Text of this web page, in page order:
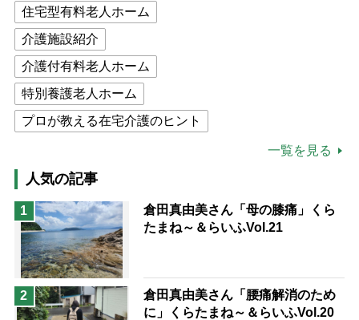
住宅型有料老人ホーム
介護施設紹介
介護付有料老人ホーム
特別養護老人ホーム
プロが教える在宅介護のヒント
高木ブー
ケアマネジャー
猫が母になつきません
息子の遠距離介護サバイバル術
兄がボケました
予防法
一覧を見る
人気の記事
1
倉田真由美さん「母の膝痛」くら
たまね～＆らいふVol.21
2
倉田真由美さん「腰痛解消のため
に」くらたまね～＆らいふVol.20